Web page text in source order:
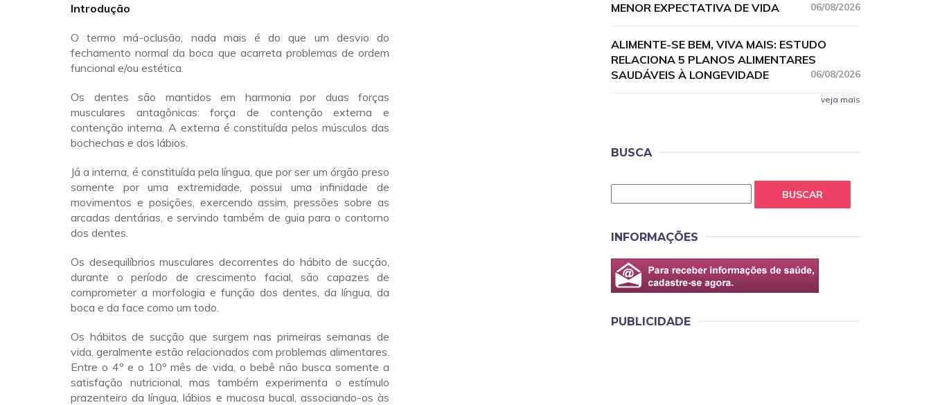
Introdução
O termo má-oclusão, nada mais é do que um desvio do
fechamento normal da boca que acarreta problemas de ordem
funcional e/ou estética.
Os dentes são mantidos em harmonia por duas forças
musculares antagônicas: força de contenção externa e
contenção interna. A externa é constituída pelos músculos das
bochechas e dos lábios.
Já a interna, é constituída pela língua, que por ser um órgão preso
somente por uma extremidade, possui uma infinidade de
movimentos e posições, exercendo assim, pressões sobre as
arcadas dentárias, e servindo também de guia para o contorno
dos dentes.
Os desequilíbrios musculares decorrentes do hábito de sucção,
durante o período de crescimento facial, são capazes de
comprometer a morfologia e função dos dentes, da língua, da
boca e da face como um todo.
Os hábitos de sucção que surgem nas primeiras semanas de
vida, geralmente estão relacionados com problemas alimentares.
Entre o 4º e o 10º mês de vida, o bebê não busca somente a
satisfação nutricional, mas também experimenta o estímulo
prazenteiro da língua, lábios e mucosa bucal, associando-os às
MENOR EXPECTATIVA DE VIDA
06/08/2026
ALIMENTE-SE BEM, VIVA MAIS: ESTUDO
RELACIONA 5 PLANOS ALIMENTARES
SAUDÁVEIS À LONGEVIDADE
06/08/2026
veja mais
BUSCA
BUSCAR
INFORMAÇÕES
PUBLICIDADE